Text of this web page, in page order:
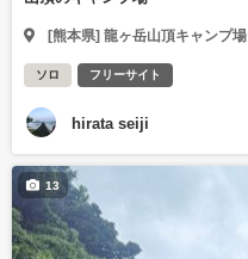
[熊本県] 龍ヶ岳山頂キャンプ場
ソロ フリーサイト
hirata seiji
13